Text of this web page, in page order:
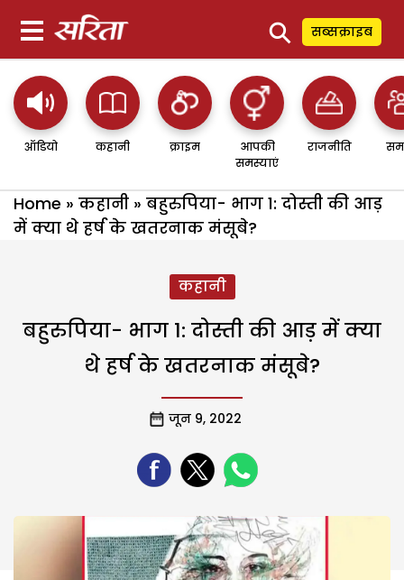
⚲ सब्सक्राइब
ऑडियो कहानी क्राइम
आपकी
समस्याएं
राजनीति
Home » कहानी » बहुरुपिया- भाग 1: दोस्ती की आड़
में क्या थे हर्ष के खतरनाक मंसूबे?
कहानी
बहुरुपिया- भाग 1: दोस्ती की आड़ में क्या
थे हर्ष के खतरनाक मंसूबे?
जून 9, 2022